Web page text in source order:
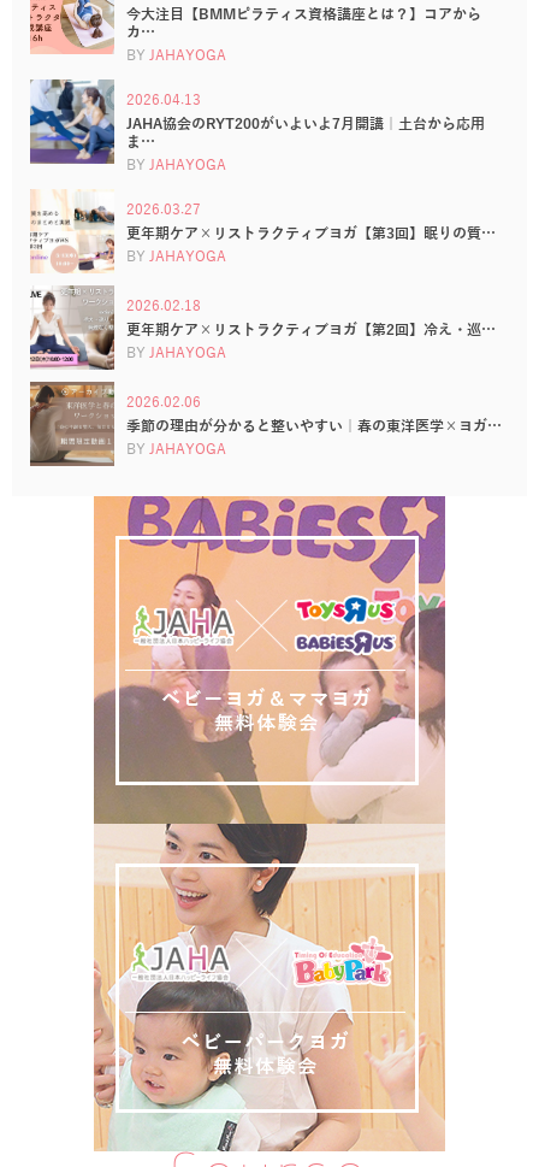
今大注目【BMMピラティス資格講座とは？】コアから
カ…
BY JAHAYOGA
2026.04.13
JAHA協会のRYT200がいよいよ7月開講｜土台から応用
ま…
BY JAHAYOGA
2026.03.27
更年期ケア×リストラクティブヨガ【第3回】眠りの質…
BY JAHAYOGA
2026.02.18
更年期ケア×リストラクティブヨガ【第2回】冷え・巡…
BY JAHAYOGA
2026.02.06
季節の理由が分かると整いやすい｜春の東洋医学×ヨガ…
BY JAHAYOGA